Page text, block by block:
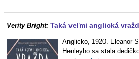
Verity Bright: Taká veľmi anglická
Anglicko, 1920. Eleanor
Henleyho sa stala